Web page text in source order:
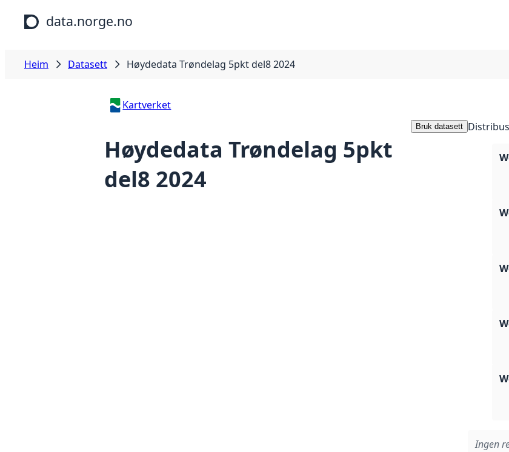
Hopp til hovudinnhald
data.norge.no
Heim Datasett Høydedata Trøndelag 5pkt del8 2024
Kartverket
Høydedata Trøndelag 5pkt
del8 2024
Bruk datasett
Ingen